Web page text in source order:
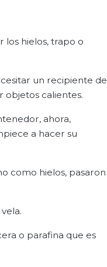
los hielos, trapo o
un recipiente de
objetos calientes.
ahora,
a hacer su
como hielos, pasaron
o parafina que es